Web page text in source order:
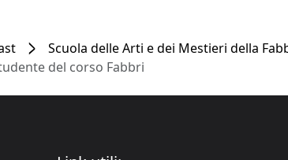
Scuola delle Arti e dei Mestieri della
del corso Fabbri